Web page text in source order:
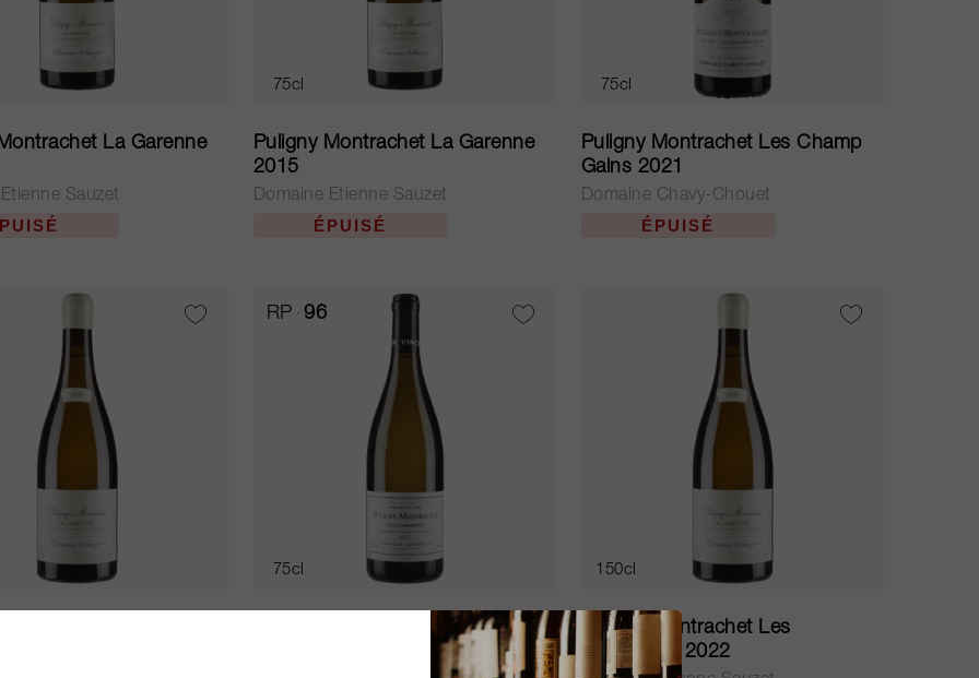
La Garenne
Sauzet
75cl
Puligny Montrachet La Garenne
2015
Domaine Etienne Sauzet
ÉPUISÉ
75cl
Puligny Montrachet Les Champ
Gains 2021
Domaine Chavy-Chouet
ÉPUISÉ
RP 96
75cl
Puligny Montrachet Les
150cl
Puligny Montrachet Les
Combettes 2022